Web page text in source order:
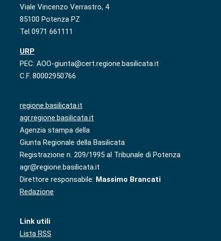
Viale Vincenzo Verrastro, 4
85100 Potenza PZ
Tel 0971 661111
URP
PEC: AOO-giunta@cert.regione.basilicata.it
C.F. 80002950766
regione.basilicata.it
agr.regione.basilicata.it
Agenzia stampa della
Giunta Regionale della Basilicata
Registrazione n. 209/1995 al Tribunale di Potenza
agr@regione.basilicata.it
Direttore responsabile: Massimo Brancati
Redazione
Link utili
Lista RSS